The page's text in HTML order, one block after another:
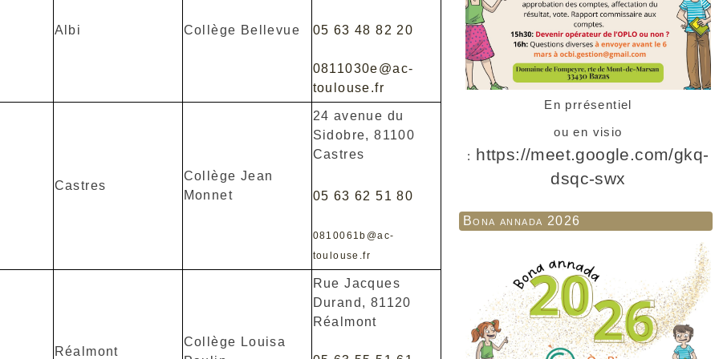
Albi Collège Bellevue 05 63 48 82 20
0811030e@ac-
toulouse.fr
Castres
Collège Jean
Monnet
24 avenue du
Sidobre, 81100
Castres
05 63 62 51 80
0810061b@ac-
toulouse.fr
Réalmont
Collège Louisa
Rue Jacques
Durand, 81120
Réalmont
En prrésentiel
ou en visio
: https://meet.google.com/gkq-
dsqc-swx
Bona annada 2026